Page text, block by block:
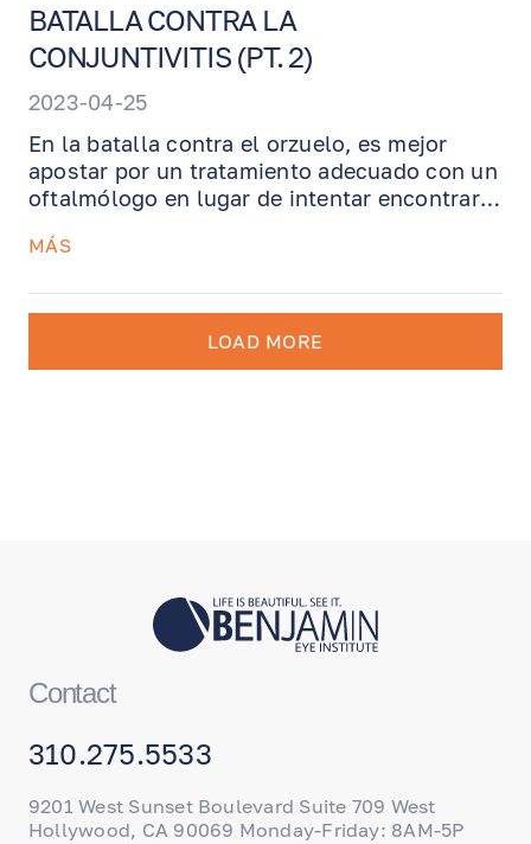
BATALLA CONTRA LA
CONJUNTIVITIS (PT. 2)
2023-04-25
En la batalla contra el orzuelo, es mejor
apostar por un tratamiento adecuado con un
oftalmólogo en lugar de intentar encontrar
decida que tiene dos ojos y pueda permitirse
esperar a que se cure solo.
MÁS
LOAD MORE
Contact
310.275.5533
9201 West Sunset Boulevard Suite 709 West
Hollywood, CA 90069 Monday-Friday: 8AM-5P